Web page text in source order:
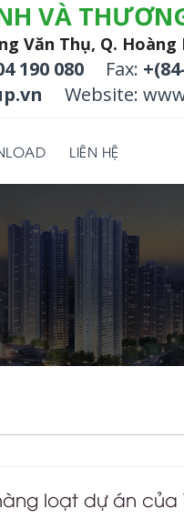
VÀ
Văn Thụ, Q. Hoàng
190 080 Fax:
Website:
LIÊN HỆ
loạt dự án của